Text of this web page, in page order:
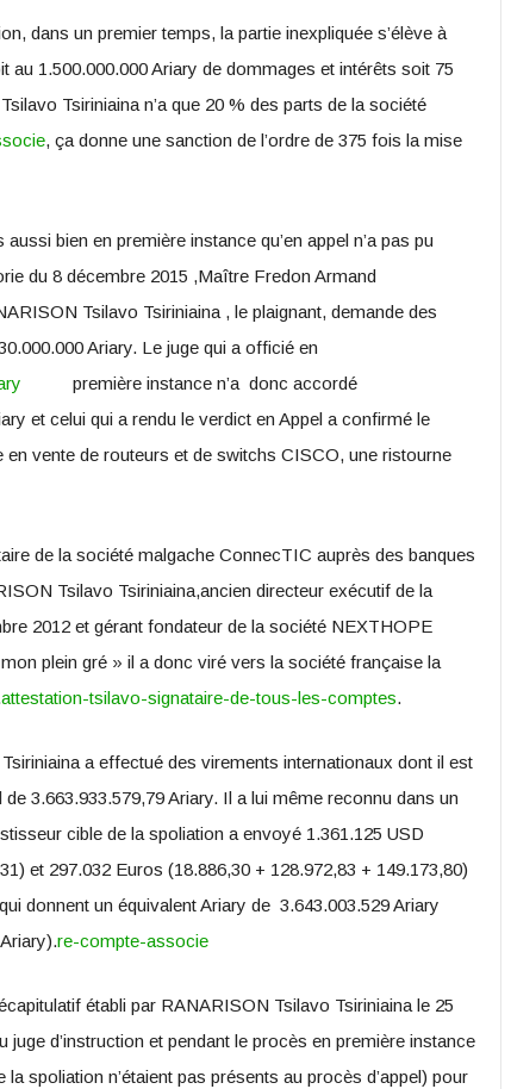
dans un premier temps, la partie inexpliquée s’élève à
au 1.500.000.000 Ariary de dommages et intérêts soit 75
Tsiriniaina n’a que 20 % des parts de la société
, ça donne une sanction de l’ordre de 375 fois la mise
bien en première instance qu’en appel n’a pas pu
du 8 décembre 2015 ,Maître Fredon Armand
Tsilavo Tsiriniaina , le plaignant, demande des
Ariary. Le juge qui a officié en
première instance n’a donc accordé
et celui qui a rendu le verdict en Appel a confirmé le
vente de routeurs et de switchs CISCO, une ristourne
de la société malgache ConnecTIC auprès des banques
Tsilavo Tsiriniaina,ancien directeur exécutif de la
2012 et gérant fondateur de la société NEXTHOPE
plein gré » il a donc viré vers la société française la
attestation-tsilavo-signataire-de-tous-les-comptes.
a effectué des virements internationaux dont il est
3.663.933.579,79 Ariary. Il a lui même reconnu dans un
cible de la spoliation a envoyé 1.361.125 USD
et 297.032 Euros (18.886,30 + 128.972,83 + 149.173,80)
donnent un équivalent Ariary de 3.643.003.529 Ariary
re-compte-associe
établi par RANARISON Tsilavo Tsiriniaina le 25
d’instruction et pendant le procès en première instance
spoliation n’étaient pas présents au procès d’appel) pour